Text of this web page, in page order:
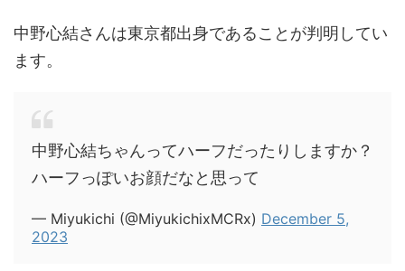
中野心結さんは東京都出身であることが判明してい
ます。
中野心結ちゃんってハーフだったりしますか？
ハーフっぽいお顔だなと思って
— Miyukichi (@MiyukichixMCRx) December 5,
2023